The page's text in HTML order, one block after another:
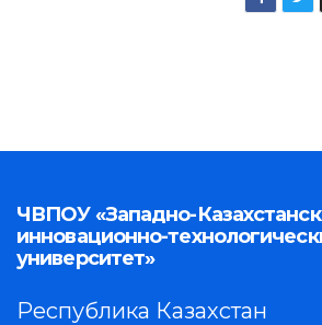
ЧВПОУ «Западно-
инновационно-
университет»
Республика Казахстан